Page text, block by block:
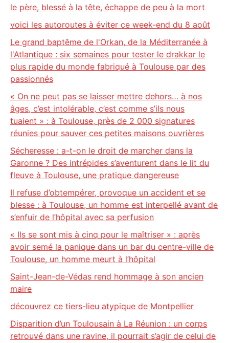
le père, blessé à la tête, échappe de peu à la mort
voici les autoroutes à éviter ce week-end du 8 août
Le grand baptême de l'Orkan, de la Méditerranée à
l'Atlantique : six semaines pour tester le drakkar le
plus rapide du monde fabriqué à Toulouse par des
passionnés
« On ne peut pas se laisser mettre dehors… à nos
âges, c’est intolérable, c’est comme s’ils nous
tuaient » : à Toulouse, près de 2 000 signatures
réunies pour sauver ces petites maisons ouvrières
Sécheresse : a-t-on le droit de marcher dans la
Garonne ? Des intrépides s’aventurent dans le lit du
fleuve à Toulouse, une pratique dangereuse
Il refuse d’obtempérer, provoque un accident et se
blesse : à Toulouse, un homme est interpellé avant de
s’enfuir de l’hôpital avec sa perfusion
« Ils se sont mis à cinq pour le maîtriser » : après
avoir semé la panique dans un bar du centre-ville de
Toulouse, un homme meurt à l’hôpital
Saint-Jean-de-Védas rend hommage à son ancien
maire
découvrez ce tiers-lieu atypique de Montpellier
Disparition d’un Toulousain à La Réunion : un corps
retrouvé dans une ravine, il pourrait s’agir de celui de